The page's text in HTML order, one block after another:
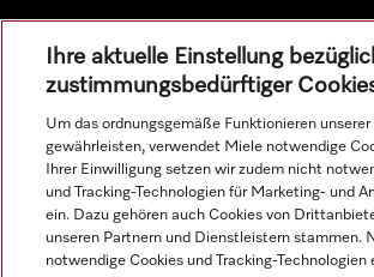
Mehr erfahren
Navigation
Service
Ihre aktuelle Einstellung
zustimmungsbedürftiger
Um das ordnungsgemäße Funktionieren
gewährleisten, verwendet Miele notwendige
Ihrer Einwilligung setzen wir zudem nicht
und Tracking-Technologien für Marketing- und
ein. Dazu gehören auch Cookies von
unseren Partnern und Dienstleistern stammen.
notwendige Cookies und Tracking-Technologien